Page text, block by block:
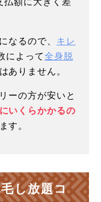
なるので、 キレ
によって全身脱
ありません。
ーの方が安いと
いくらかかるの
す。
し放題コ